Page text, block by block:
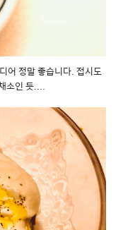
어 정말 좋습니다. 접시도
소인 듯....